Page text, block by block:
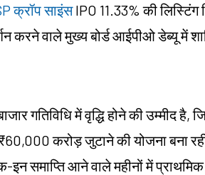
क्रॉप साइंसIPO 11.33% की
करने वाले मुख्य बोर्ड आईपीओ डेब्यू में
गतिविधि में वृद्धि होने की उम्मीद
करोड़ जुटाने की योजना बना
समाप्ति आने वाले महीनों में